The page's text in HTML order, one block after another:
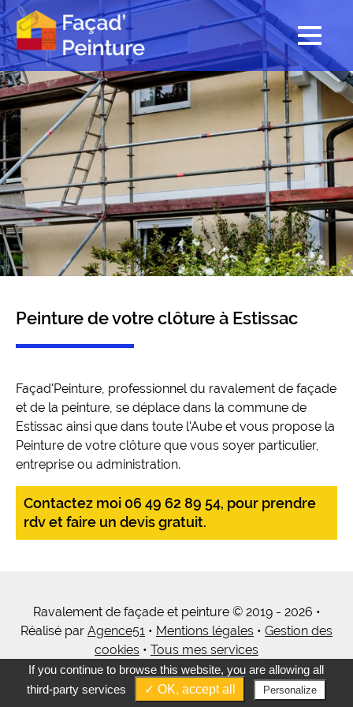
Peinture de votre clôture à Estissac
Façad'Peinture, professionnel du ravalement de façade
et de la peinture, se déplace dans la commune de
Estissac ainsi que dans toute l'Aube et vous propose la
Peinture de votre clôture que vous soyer particulier,
entreprise ou administration.
Contactez moi 06 49 62 89 54, pour prendre
rdv et faire un devis gratuit.
Ravalement de façade et peinture © 2019 - 2026 •
Réalisé par Agence51 • Mentions légales • Gestion des
cookies • Tous mes services
If you continue to browse this website, you are allowing all
third-party services
✓ OK, accept all Personalize